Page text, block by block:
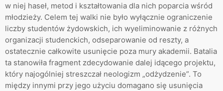
w niej haseł, metod i kształtowania dla nich poparcia wśród
młodzieży. Celem tej walki nie było wyłącznie ograniczenie
liczby studentów żydowskich, ich wyeliminowanie z różnych
organizacji studenckich, odseparowanie od reszty, a
ostatecznie całkowite usunięcie poza mury akademii. Batalia
ta stanowiła fragment zdecydowanie dalej idącego projektu,
który najogólniej streszczał neologizm „odżydzenie”. To
między innymi przy jego użyciu domagano się usunięcia